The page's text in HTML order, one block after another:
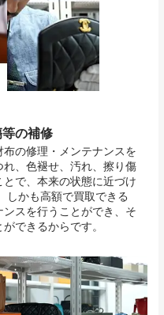
の補修
の修理・メンテナンスを
、色褪せ、汚れ、擦り傷
で、本来の状態に近づけ
しかも高額で買取できる
スを行うことができ、そ
できるからです。